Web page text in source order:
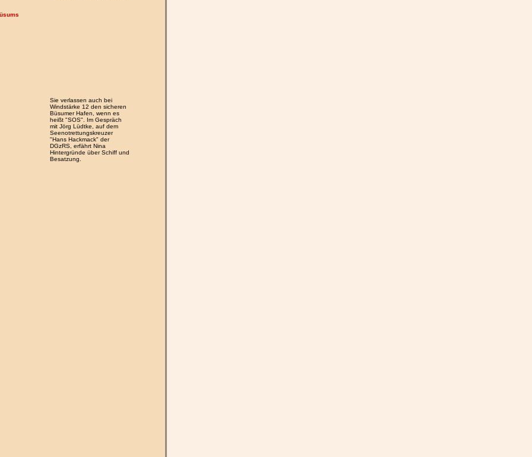
Sie verlassen auch bei
Windstärke 12 den sicheren
Büsumer Hafen, wenn es
heißt "SOS". Im Gespräch
mit Jörg Lüdtke, auf dem
Seenotrettungskreuzer
"Hans Hackmack" der
DGzRS, erfährt Nina
Hintergründe über Schiff und
Besatzung.